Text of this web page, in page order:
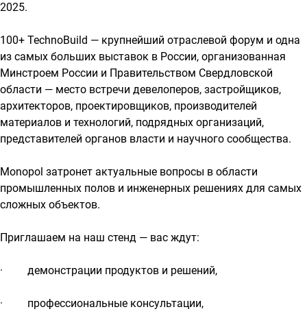
2025.
100+ TechnoBuild — крупнейший отраслевой форум и одна
из самых больших выставок в России, организованная
Минстроем России и Правительством Свердловской
области — место встречи девелоперов, застройщиков,
архитекторов, проектировщиков, производителей
материалов и технологий, подрядных организаций,
представителей органов власти и научного сообщества.
Monopol затронет актуальные вопросы в области
промышленных полов и инженерных решениях для самых
сложных объектов.
Приглашаем на наш стенд — вас ждут:
· демонстрации продуктов и решений,
· профессиональные консультации,